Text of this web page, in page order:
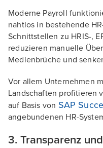
Moderne Payroll
nahtlos in bestehende
Schnittstellen zu HRIS-,
reduzieren manuelle
Medienbrüche und
Vor allem Unternehmen
Landschaften profitieren
auf Basis von SAP
angebundenen HR-
3. Transparenz